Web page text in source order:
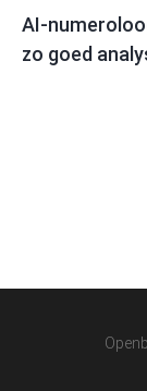
AI-
zo goed